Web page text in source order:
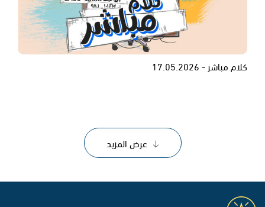
كلام مباشر - 17.05.2026
عرض المزيد